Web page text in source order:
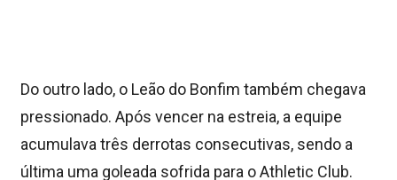
Do outro lado, o Leão do Bonfim também chegava
pressionado. Após vencer na estreia, a equipe
acumulava três derrotas consecutivas, sendo a
última uma goleada sofrida para o Athletic Club.